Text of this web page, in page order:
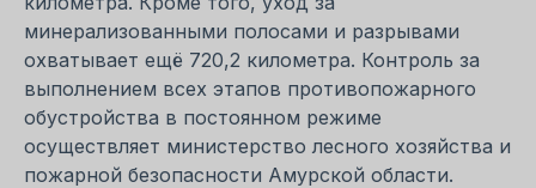
минерализованными полосами и разрывами
охватывает ещё 720,2 километра. Контроль за
выполнением всех этапов противопожарного
обустройства в постоянном режиме
осуществляет министерство лесного хозяйства и
пожарной безопасности Амурской области.